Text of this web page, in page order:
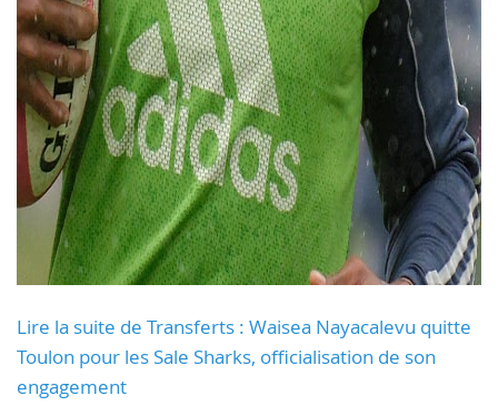
Lire la suite de Transferts : Waisea Nayacalevu quitte
Toulon pour les Sale Sharks, officialisation de son
engagement